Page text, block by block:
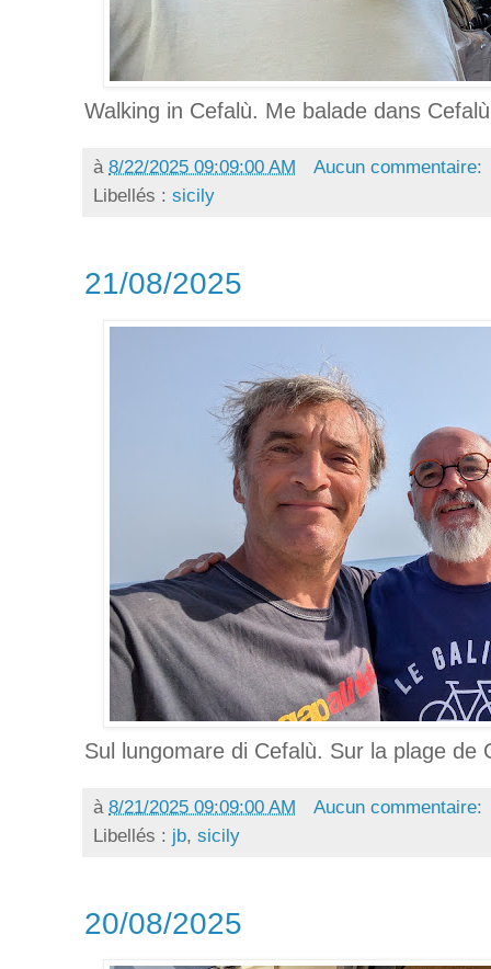
Walking in Cefalù. Me balade dans
à 8/22/2025 09:09:00 AM
Aucun commentaire:
Libellés : sicily
21/08/2025
Sul lungomare di Cefalù. Sur la plage de
à 8/21/2025 09:09:00 AM
Aucun commentaire:
Libellés : jb, sicily
20/08/2025